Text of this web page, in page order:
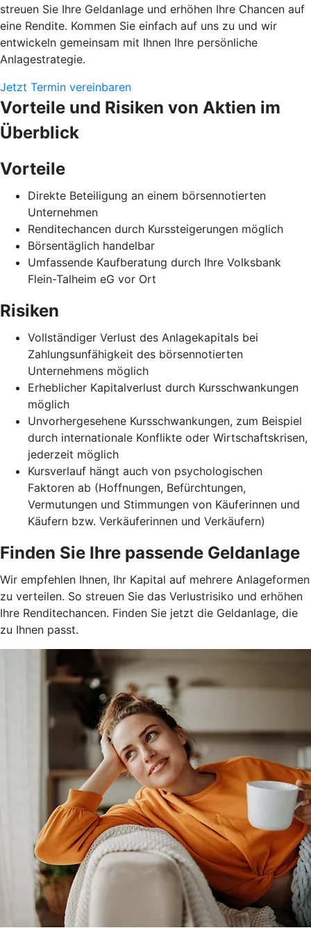
streuen Sie Ihre Geldanlage und erhöhen Ihre Chancen auf
eine Rendite. Kommen Sie einfach auf uns zu und wir
entwickeln gemeinsam mit Ihnen Ihre persönliche
Anlagestrategie.
Jetzt Termin vereinbaren
Vorteile und Risiken von Aktien im
Überblick
Vorteile
Direkte Beteiligung an einem börsennotierten
Unternehmen
Renditechancen durch Kurssteigerungen möglich
Börsentäglich handelbar
Umfassende Kaufberatung durch Ihre Volksbank
Flein-Talheim eG vor Ort
Risiken
Vollständiger Verlust des Anlagekapitals bei
Zahlungsunfähigkeit des börsennotierten
Unternehmens möglich
Erheblicher Kapitalverlust durch Kursschwankungen
möglich
Unvorhergesehene Kursschwankungen, zum Beispiel
durch internationale Konflikte oder Wirtschaftskrisen,
jederzeit möglich
Kursverlauf hängt auch von psychologischen
Faktoren ab (Hoffnungen, Befürchtungen,
Vermutungen und Stimmungen von Käuferinnen und
Käufern bzw. Verkäuferinnen und Verkäufern)
Finden Sie Ihre passende Geldanlage
Wir empfehlen Ihnen, Ihr Kapital auf mehrere Anlageformen
zu verteilen. So streuen Sie das Verlustrisiko und erhöhen
Ihre Renditechancen. Finden Sie jetzt die Geldanlage, die
zu Ihnen passt.